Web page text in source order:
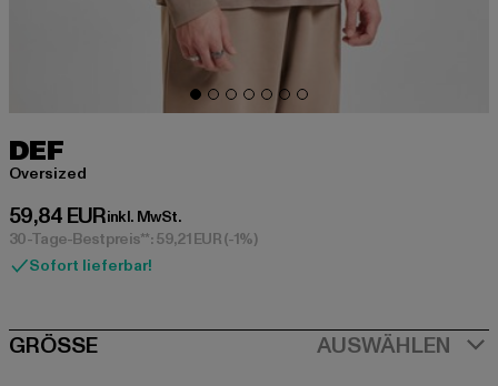
DEF
Oversized
59,84 EUR
Derzeitiger Preis: 59,84 EUR
inkl. MwSt.
30-Tage-Bestpreis**: 59,21 EUR(-1%)
Sofort lieferbar!
SIZE
GRÖSSE AUSWÄHLEN